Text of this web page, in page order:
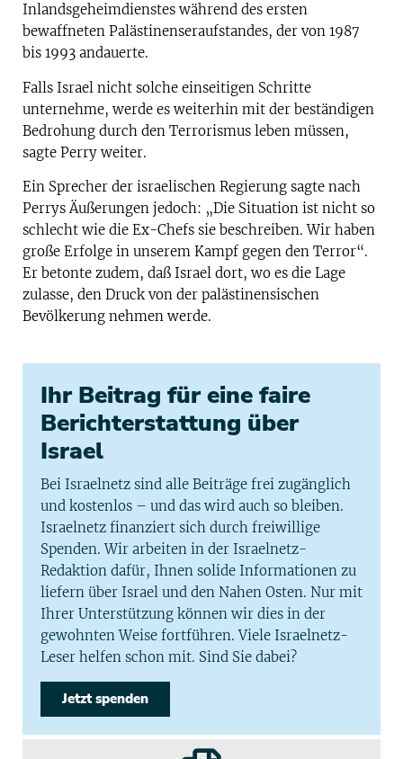
Inlandsgeheimdienstes während des ersten
bewaffneten Palästinenseraufstandes, der von 1987
bis 1993 andauerte.
Falls Israel nicht solche einseitigen Schritte
unternehme, werde es weiterhin mit der beständigen
Bedrohung durch den Terrorismus leben müssen,
sagte Perry weiter.
Ein Sprecher der israelischen Regierung sagte nach
Perrys Äußerungen jedoch: „Die Situation ist nicht so
schlecht wie die Ex-Chefs sie beschreiben. Wir haben
große Erfolge in unserem Kampf gegen den Terror“.
Er betonte zudem, daß Israel dort, wo es die Lage
zulasse, den Druck von der palästinensischen
Bevölkerung nehmen werde.
Ihr Beitrag für eine faire
Berichterstattung über
Israel
Bei Israelnetz sind alle Beiträge frei zugänglich
und kostenlos – und das wird auch so bleiben.
Israelnetz finanziert sich durch freiwillige
Spenden. Wir arbeiten in der Israelnetz-
Redaktion dafür, Ihnen solide Informationen zu
liefern über Israel und den Nahen Osten. Nur mit
Ihrer Unterstützung können wir dies in der
gewohnten Weise fortführen. Viele Israelnetz-
Leser helfen schon mit. Sind Sie dabei?
Jetzt spenden